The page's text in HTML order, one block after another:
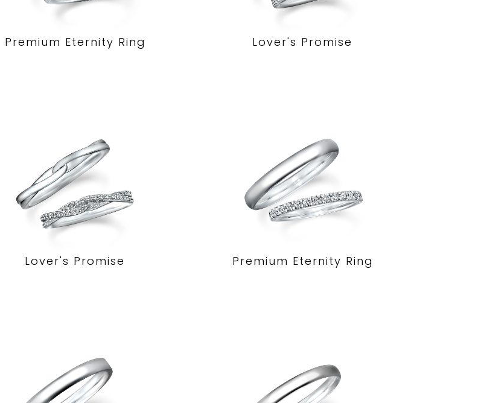
Premium Eternity Ring Lover's Promise
Lover's Promise Premium Eternity Ring